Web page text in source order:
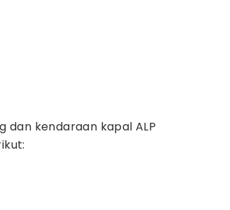
dan kendaraan kapal ALP